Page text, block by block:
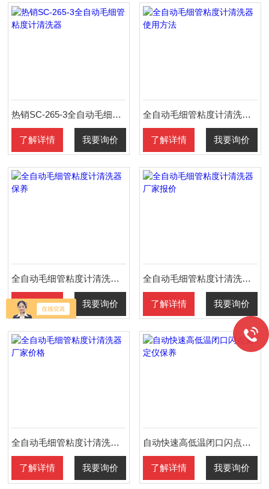
热销SC-265-3全自动毛细管粘度计清洗器
了解详情 我要询价
全自动毛细管粘度计清洗器使用方法
了解详情 我要询价
全自动毛细管粘度计清洗器保养
了解详情 我要询价
全自动毛细管粘度计清洗器厂家报价
了解详情 我要询价
全自动毛细管粘度计清洗器厂家价格
了解详情 我要询价
自动快速高低温闭口闪点测定仪保养
了解详情 我要询价